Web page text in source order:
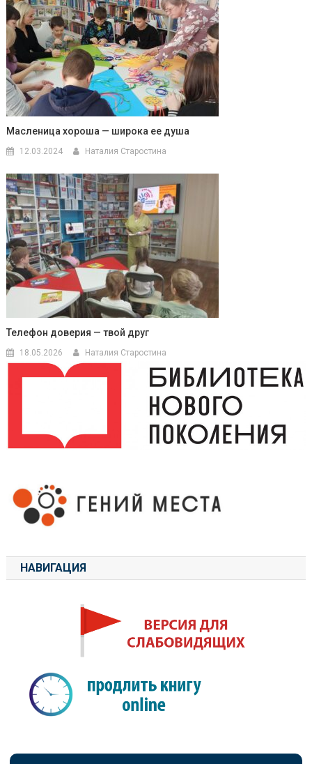
Масленица хороша — широка ее душа
12.03.2024 Наталия Старостина
Телефон доверия — твой друг
18.05.2026 Наталия Старостина
НАВИГАЦИЯ